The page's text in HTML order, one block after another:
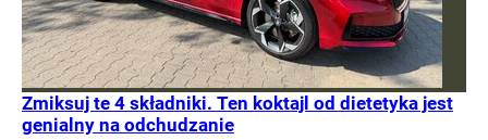
Zmiksuj te 4 składniki. Ten koktajl od dietetyka jest
genialny na odchudzanie